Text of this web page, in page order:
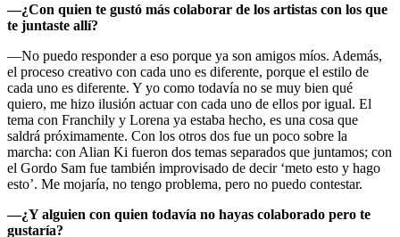
—¿Con quien te gustó más colaborar de los artistas con los que
te juntaste allí?
—No puedo responder a eso porque ya son amigos míos. Además,
el proceso creativo con cada uno es diferente, porque el estilo de
cada uno es diferente. Y yo como todavía no se muy bien qué
quiero, me hizo ilusión actuar con cada uno de ellos por igual. El
tema con Franchily y Lorena ya estaba hecho, es una cosa que
saldrá próximamente. Con los otros dos fue un poco sobre la
marcha: con Alian Ki fueron dos temas separados que juntamos; con
el Gordo Sam fue también improvisado de decir ‘meto esto y hago
esto’. Me mojaría, no tengo problema, pero no puedo contestar.
—¿Y alguien con quien todavía no hayas colaborado pero te
gustaría?